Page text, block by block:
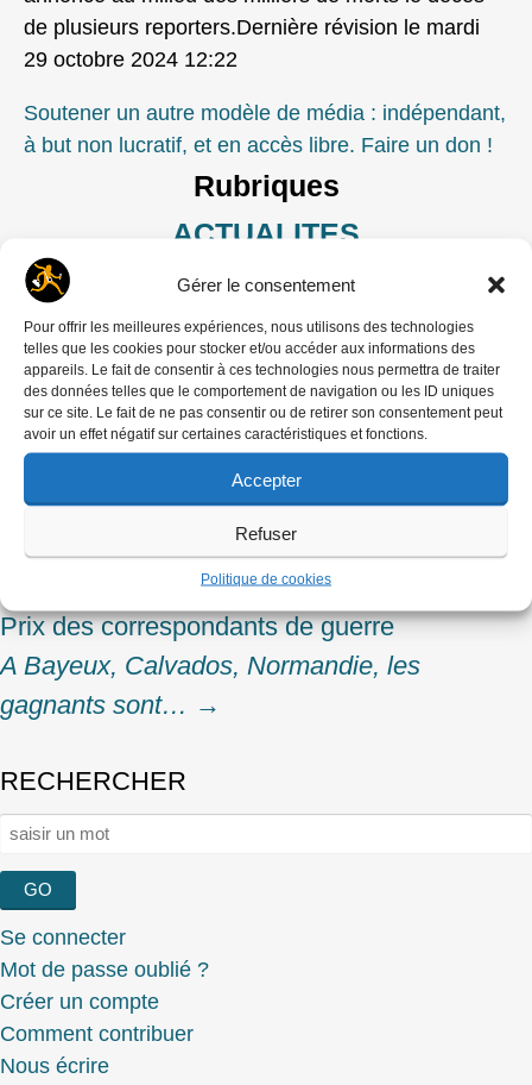
Gérer le consentement
Pour offrir les meilleures expériences, nous utilisons des technologies
telles que les cookies pour stocker et/ou accéder aux informations des
appareils. Le fait de consentir à ces technologies nous permettra de traiter
des données telles que le comportement de navigation ou les ID uniques
sur ce site. Le fait de ne pas consentir ou de retirer son consentement peut
avoir un effet négatif sur certaines caractéristiques et fonctions.
Accepter
Refuser
Politique de cookies
de plusieurs reporters.Dernière révision le mardi
29 octobre 2024 12:22
Soutener un autre modèle de média : indépendant,
à but non lucratif, et en accès libre. Faire un don !
Rubriques
ACTUALITES
Mots-clés
Bayeux,Donald McCullin,Prix
Bayeux Calvados-Normandie,
Vannier Pascal
Post
navigation
←Patrick Robert
Sygma de l’intérieur, des beaux jours à la
Prix des correspondants de guerre
A Bayeux, Calvados, Normandie, les
gagnants sont… →
RECHERCHER
Rechercher :
Se connecter
Mot de passe oublié ?
Créer un compte
Comment contribuer
Nous écrire